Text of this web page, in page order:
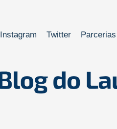
Instagram Twitter Parcerias